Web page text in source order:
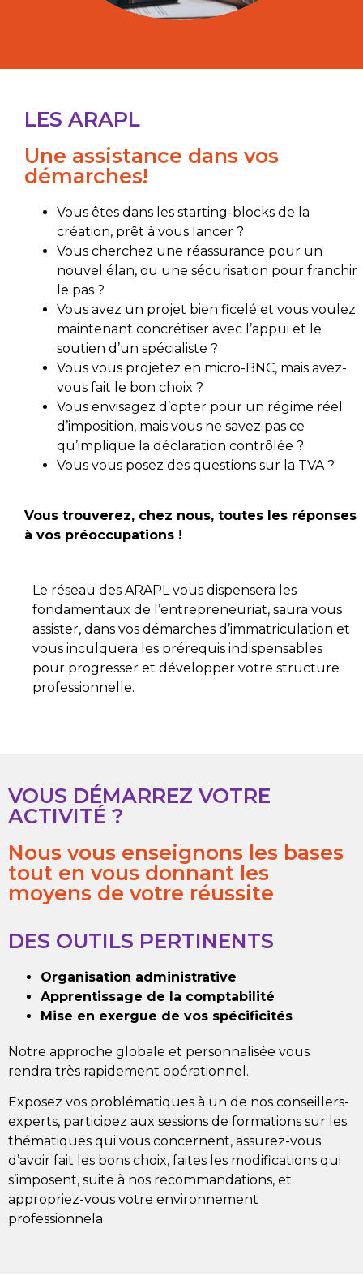
LES ARAPL
Une assistance dans vos
démarches!
Vous êtes dans les starting-blocks de la
création, prêt à vous lancer ?
Vous cherchez une réassurance pour un
nouvel élan, ou une sécurisation pour franchir
le pas ?
Vous avez un projet bien ficelé et vous voulez
maintenant concrétiser avec l’appui et le
soutien d’un spécialiste ?
Vous vous projetez en micro-BNC, mais avez-
vous fait le bon choix ?
Vous envisagez d’opter pour un régime réel
d’imposition, mais vous ne savez pas ce
qu’implique la déclaration contrôlée ?
Vous vous posez des questions sur la TVA ?
Vous trouverez, chez nous, toutes les réponses
à vos préoccupations !
Le réseau des ARAPL vous dispensera les
fondamentaux de l’entrepreneuriat, saura vous
assister, dans vos démarches d’immatriculation et
vous inculquera les prérequis indispensables
pour progresser et développer votre structure
professionnelle.
VOUS DÉMARREZ VOTRE
ACTIVITÉ ?
Nous vous enseignons les bases
tout en vous donnant les
moyens de votre réussite
DES OUTILS PERTINENTS
Organisation administrative
Apprentissage de la comptabilité
Mise en exergue de vos spécificités
Notre approche globale et personnalisée vous
rendra très rapidement opérationnel.
Exposez vos problématiques à un de nos conseillers-
experts, participez aux sessions de formations sur les
thématiques qui vous concernent, assurez-vous
d’avoir fait les bons choix, faites les modifications qui
s’imposent, suite à nos recommandations, et
appropriez-vous votre environnement
professionnela